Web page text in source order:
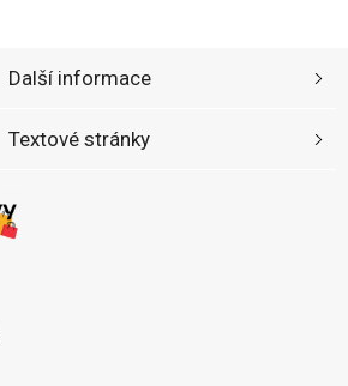
Další informace
Textové stránky